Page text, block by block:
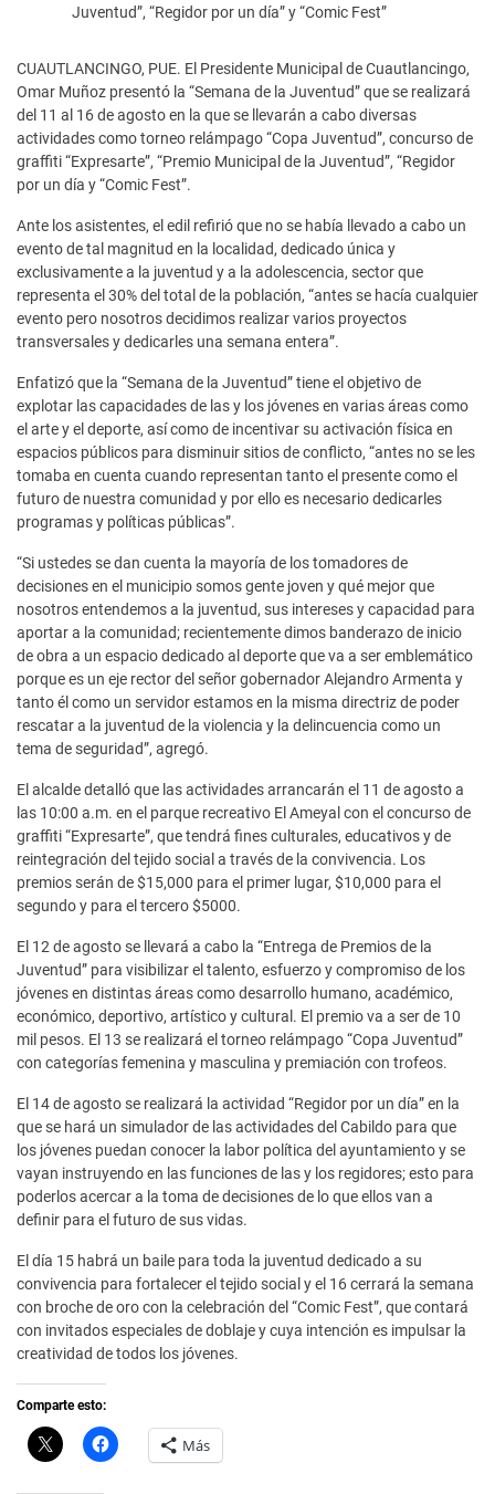
Juventud”, “Regidor por un día” y “Comic Fest”
CUAUTLANCINGO, PUE. El Presidente Municipal de Cuautlancingo,
Omar Muñoz presentó la “Semana de la Juventud” que se realizará
del 11 al 16 de agosto en la que se llevarán a cabo diversas
actividades como torneo relámpago “Copa Juventud”, concurso de
graffiti “Expresarte”, “Premio Municipal de la Juventud”, “Regidor
por un día y “Comic Fest”.
Ante los asistentes, el edil refirió que no se había llevado a cabo un
evento de tal magnitud en la localidad, dedicado única y
exclusivamente a la juventud y a la adolescencia, sector que
representa el 30% del total de la población, “antes se hacía cualquier
evento pero nosotros decidimos realizar varios proyectos
transversales y dedicarles una semana entera”.
Enfatizó que la “Semana de la Juventud” tiene el objetivo de
explotar las capacidades de las y los jóvenes en varias áreas como
el arte y el deporte, así como de incentivar su activación física en
espacios públicos para disminuir sitios de conflicto, “antes no se les
tomaba en cuenta cuando representan tanto el presente como el
futuro de nuestra comunidad y por ello es necesario dedicarles
programas y políticas públicas”.
“Si ustedes se dan cuenta la mayoría de los tomadores de
decisiones en el municipio somos gente joven y qué mejor que
nosotros entendemos a la juventud, sus intereses y capacidad para
aportar a la comunidad; recientemente dimos banderazo de inicio
de obra a un espacio dedicado al deporte que va a ser emblemático
porque es un eje rector del señor gobernador Alejandro Armenta y
tanto él como un servidor estamos en la misma directriz de poder
rescatar a la juventud de la violencia y la delincuencia como un
tema de seguridad”, agregó.
El alcalde detalló que las actividades arrancarán el 11 de agosto a
las 10:00 a.m. en el parque recreativo El Ameyal con el concurso de
graffiti “Expresarte”, que tendrá fines culturales, educativos y de
reintegración del tejido social a través de la convivencia. Los
premios serán de $15,000 para el primer lugar, $10,000 para el
segundo y para el tercero $5000.
El 12 de agosto se llevará a cabo la “Entrega de Premios de la
Juventud” para visibilizar el talento, esfuerzo y compromiso de los
jóvenes en distintas áreas como desarrollo humano, académico,
económico, deportivo, artístico y cultural. El premio va a ser de 10
mil pesos. El 13 se realizará el torneo relámpago “Copa Juventud”
con categorías femenina y masculina y premiación con trofeos.
El 14 de agosto se realizará la actividad “Regidor por un día” en la
que se hará un simulador de las actividades del Cabildo para que
los jóvenes puedan conocer la labor política del ayuntamiento y se
vayan instruyendo en las funciones de las y los regidores; esto para
poderlos acercar a la toma de decisiones de lo que ellos van a
definir para el futuro de sus vidas.
El día 15 habrá un baile para toda la juventud dedicado a su
convivencia para fortalecer el tejido social y el 16 cerrará la semana
con broche de oro con la celebración del “Comic Fest”, que contará
con invitados especiales de doblaje y cuya intención es impulsar la
creatividad de todos los jóvenes.
Comparte esto:
C
l
H
a Más